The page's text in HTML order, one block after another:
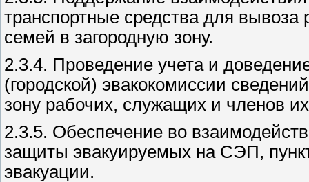
транспортные средства для
семей в загородную зону.
2.3.4. Проведение учета и
(городской) эвакокомиссии
зону рабочих, служащих и членов
2.3.5. Обеспечение во
защиты эвакуируемых на СЭП,
эвакуации.